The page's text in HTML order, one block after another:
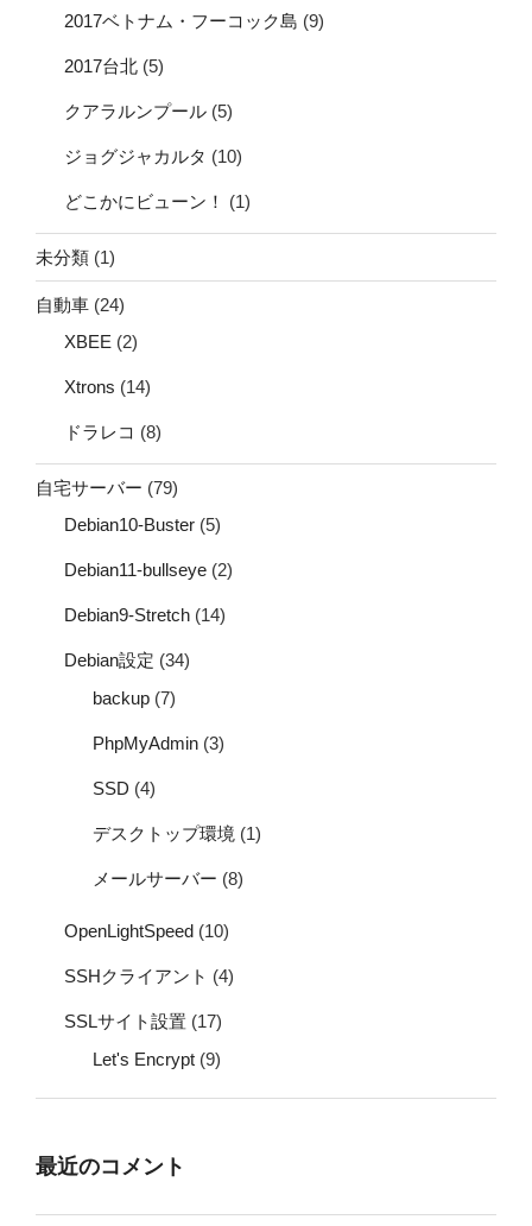
2017ベトナム・フーコック島 (9)
2017台北 (5)
クアラルンプール (5)
ジョグジャカルタ (10)
どこかにビューン！ (1)
未分類 (1)
自動車 (24)
XBEE (2)
Xtrons (14)
ドラレコ (8)
自宅サーバー (79)
Debian10-Buster (5)
Debian11-bullseye (2)
Debian9-Stretch (14)
Debian設定 (34)
backup (7)
PhpMyAdmin (3)
SSD (4)
デスクトップ環境 (1)
メールサーバー (8)
OpenLightSpeed (10)
SSHクライアント (4)
SSLサイト設置 (17)
Let's Encrypt (9)
最近のコメント